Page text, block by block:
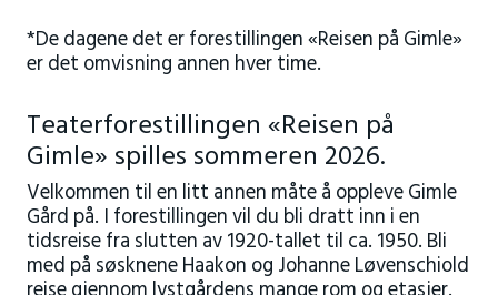
*De dagene det er forestillingen «Reisen på Gimle»
er det omvisning annen hver time.
Teaterforestillingen «Reisen på
Gimle» spilles sommeren 2026.
Velkommen til en litt annen måte å oppleve Gimle
Gård på. I forestillingen vil du bli dratt inn i en
tidsreise fra slutten av 1920-tallet til ca. 1950. Bli
med på søsknene Haakon og Johanne Løvenschiold